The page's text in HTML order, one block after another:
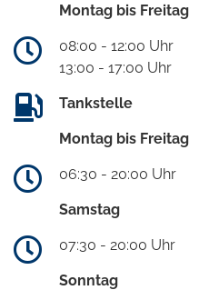
Montag bis Freitag
08:00 - 12:00 Uhr
13:00 - 17:00 Uhr
Tankstelle
Montag bis Freitag
06:30 - 20:00 Uhr
Samstag
07:30 - 20:00 Uhr
Sonntag